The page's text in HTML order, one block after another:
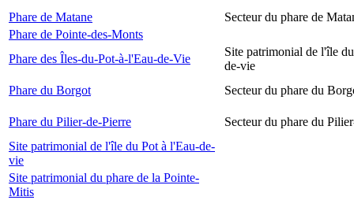
Phare de Matane
Secteur du phare de
Phare de Pointe-des-Monts
Phare des Îles-du-Pot-à-l'Eau-de-Vie
Site patrimonial de l'île
de-vie
Phare du Borgot
Secteur du phare du
Phare du Pilier-de-Pierre
Secteur du phare du
Site patrimonial de l'île du Pot à l'Eau-de-
vie
Site patrimonial du phare de la Pointe-
Mitis